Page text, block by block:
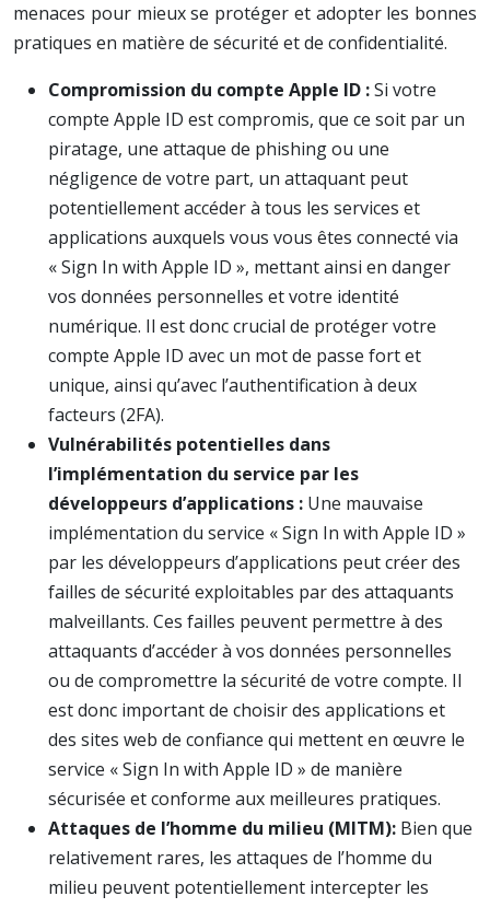
menaces pour mieux se protéger et adopter les bonnes
pratiques en matière de sécurité et de confidentialité.
Compromission du compte Apple ID :Si votre
compte Apple ID est compromis, que ce soit par un
piratage, une attaque de phishing ou une
négligence de votre part, un attaquant peut
potentiellement accéder à tous les services et
applications auxquels vous vous êtes connecté via
« Sign In with Apple ID », mettant ainsi en danger
vos données personnelles et votre identité
numérique. Il est donc crucial de protéger votre
compte Apple ID avec un mot de passe fort et
unique, ainsi qu’avec l’authentification à deux
facteurs (2FA).
Vulnérabilités potentielles dans
l’implémentation du service par les
développeurs d’applications : Une mauvaise
implémentation du service « Sign In with Apple ID »
par les développeurs d’applications peut créer des
failles de sécurité exploitables par des attaquants
malveillants. Ces failles peuvent permettre à des
attaquants d’accéder à vos données personnelles
ou de compromettre la sécurité de votre compte. Il
est donc important de choisir des applications et
des sites web de confiance qui mettent en œuvre le
service « Sign In with Apple ID » de manière
sécurisée et conforme aux meilleures pratiques.
Attaques de l’homme du milieu (MITM): Bien que
relativement rares, les attaques de l’homme du
milieu peuvent potentiellement intercepter les